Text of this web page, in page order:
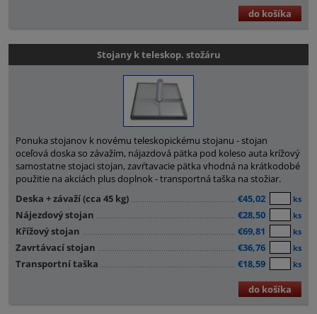
do košíka
Stojany k teleskop. stožáru
Ponuka stojanov k novému teleskopickému stojanu - stojan
oceľová doska so závažím, nájazdová pätka pod koleso auta krížový
samostatne stojaci stojan, zavŕtavacie pätka vhodná na krátkodobé
použitie na akciách plus doplnok - transportná taška na stožiar.
Deska + závaží (cca 45 kg)
€45,02 ks
Nájezdový stojan €28,50 ks
Křížový stojan €69,81 ks
Zavrtávací stojan €36,76 ks
Transportní taška €18,59 ks
do košíka